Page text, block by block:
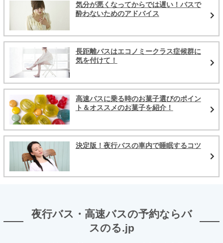
気分が悪くなってからでは遅い！バスで
酔わないためのアドバイス
長距離バスはエコノミークラス症候群に
気を付けて！
高速バスに乗る時のお菓子選びのポイン
ト＆オススメのお菓子を紹介！
決定版！夜行バスの車内で睡眠するコツ
夜行バス・高速バスの予約ならバ
スのる.jp